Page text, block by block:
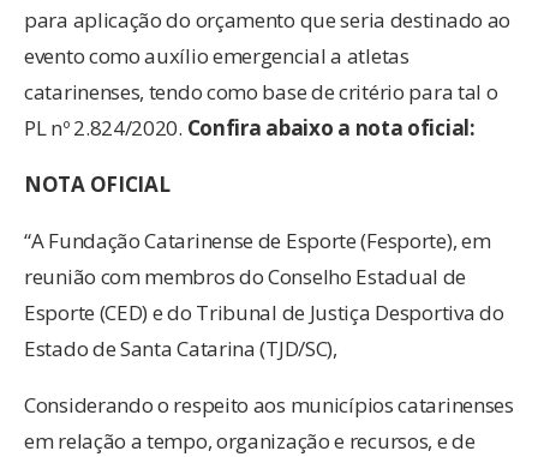
para aplicação do orçamento que seria destinado ao
evento como auxílio emergencial a atletas
catarinenses, tendo como base de critério para tal o
PL nº 2.824/2020. Confira abaixo a nota oficial:
NOTA OFICIAL
“A Fundação Catarinense de Esporte (Fesporte), em
reunião com membros do Conselho Estadual de
Esporte (CED) e do Tribunal de Justiça Desportiva do
Estado de Santa Catarina (TJD/SC),
Considerando o respeito aos municípios catarinenses
em relação a tempo, organização e recursos, e de